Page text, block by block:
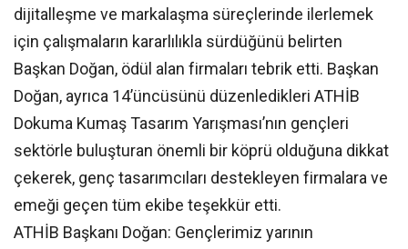
dijitalleşme ve markalaşma süreçlerinde ilerlemek
için çalışmaların kararlılıkla sürdüğünü belirten
Başkan Doğan, ödül alan firmaları tebrik etti. Başkan
Doğan, ayrıca 14’üncüsünü düzenledikleri ATHİB
Dokuma Kumaş Tasarım Yarışması’nın gençleri
sektörle buluşturan önemli bir köprü olduğuna dikkat
çekerek, genç tasarımcıları destekleyen firmalara ve
emeği geçen tüm ekibe teşekkür etti.
ATHİB Başkanı Doğan: Gençlerimiz yarının